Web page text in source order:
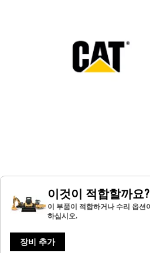
이것이 적합할까요?
이 부품이 적합하거나 수리 옵
하십시오.
장비 추가